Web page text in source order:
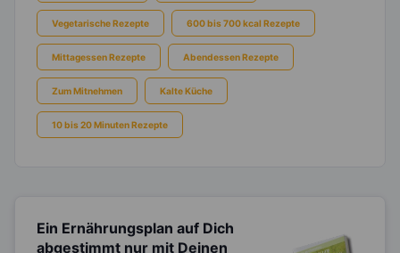
Vegetarische Rezepte 600 bis 700 kcal Rezepte
Mittagessen Rezepte Abendessen Rezepte
Zum Mitnehmen Kalte Küche
10 bis 20 Minuten Rezepte
Ein Ernährungsplan auf Dich
abgestimmt nur mit Deinen